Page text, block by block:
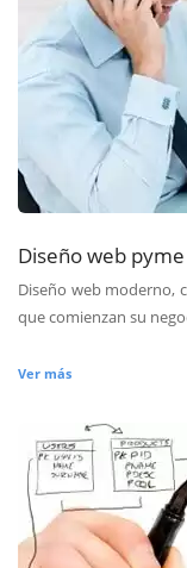
Diseño web pyme
Diseño web moderno,
que comienzan su
Ver más